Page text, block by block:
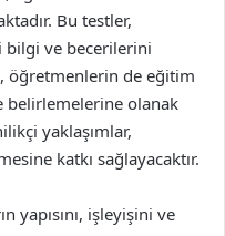
Bu testler,
ve becerilerini
öğretmenlerin de eğitim
belirlemelerine olanak
yaklaşımlar,
katkı sağlayacaktır.
yapısını, işleyişini ve